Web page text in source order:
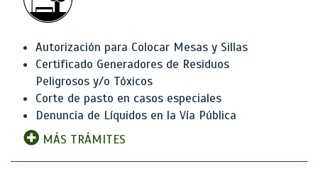
Autorización para Colocar Mesas y Sillas
Certificado Generadores de Residuos
Peligrosos y/o Tóxicos
Corte de pasto en casos especiales
Denuncia de Líquidos en la Vía Pública
MÁS TRÁMITES